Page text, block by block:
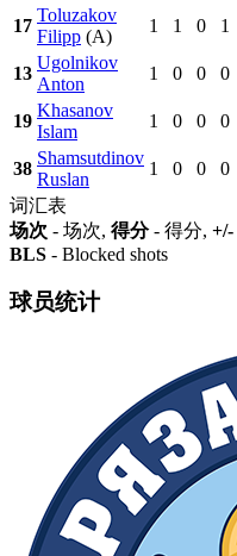
17
Toluzakov
Filipp (A)
1 1 0 1
13
Ugolnikov
Anton
1 0 0 0
19
Khasanov
Islam
1 0 0 0
38
Shamsutdinov
Ruslan
1 0 0 0
词汇表
场次 - 场次, 得分- 得分, +/-
BLS - Blocked shots
球员统计